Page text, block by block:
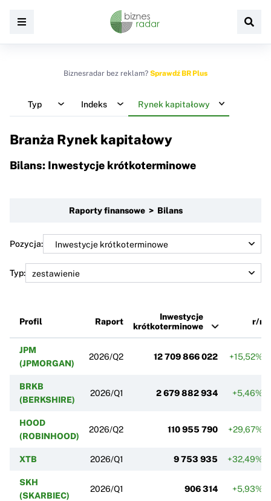
Biznesradar bez reklam? Sprawdź BR Plus
Typ Indeks Rynek kapitałowy
Branża Rynek kapitałowy
Bilans: Inwestycje krótkoterminowe
Raporty finansowe > Bilans
Pozycja:
Typ:
Profil Raport
Inwestycje
krótkoterminowe
r/r
JPM
(JPMORGAN)
2026/Q2 12 709 866 022 +15,52%
BRKB
(BERKSHIRE)
2026/Q1 2 679 882 934 +5,46%
HOOD
(ROBINHOOD)
2026/Q2 110 955 790 +29,67%
XTB 2026/Q1 9 753 935 +32,49%
SKH
(SKARBIEC)
2026/Q1 906 314 +5,93%